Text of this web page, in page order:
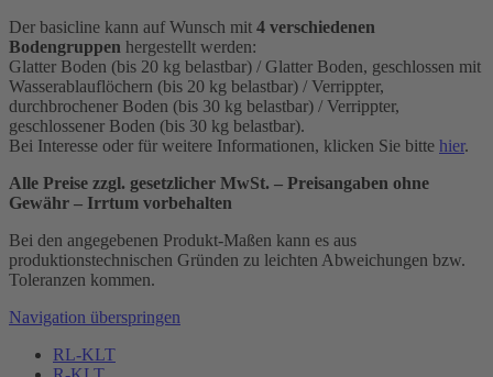
Der basicline kann auf Wunsch mit 4 verschiedenen
Bodengruppen hergestellt werden:
Glatter Boden (bis 20 kg belastbar) / Glatter Boden, geschlossen mit
Wasserablauflöchern (bis 20 kg belastbar) / Verrippter,
durchbrochener Boden (bis 30 kg belastbar) / Verrippter,
geschlossener Boden (bis 30 kg belastbar).
Bei Interesse oder für weitere Informationen, klicken Sie bitte hier.
Alle Preise zzgl. gesetzlicher MwSt. – Preisangaben ohne
Gewähr – Irrtum vorbehalten
Bei den angegebenen Produkt-Maßen kann es aus
produktionstechnischen Gründen zu leichten Abweichungen bzw.
Toleranzen kommen.
Navigation überspringen
RL-KLT